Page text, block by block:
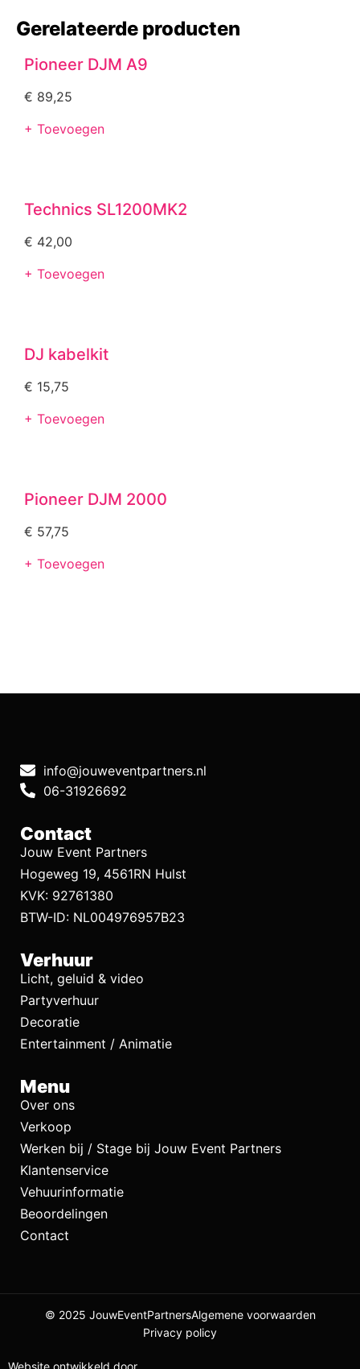
Gerelateerde producten
Pioneer DJM A9
€ 89,25
+ Toevoegen
Technics SL1200MK2
€ 42,00
+ Toevoegen
DJ kabelkit
€ 15,75
+ Toevoegen
Pioneer DJM 2000
€ 57,75
+ Toevoegen
info@jouweventpartners.nl
06-31926692
Contact
Jouw Event Partners
Hogeweg 19, 4561RN Hulst
KVK: 92761380
BTW-ID: NL004976957B23
Verhuur
Licht, geluid & video
Partyverhuur
Decoratie
Entertainment / Animatie
Menu
Over ons
Verkoop
Werken bij / Stage bij Jouw Event Partners
Klantenservice
Vehuurinformatie
Beoordelingen
Contact
© 2025 JouwEventPartnersAlgemene voorwaarden
Privacy policy
Website ontwikkeld door